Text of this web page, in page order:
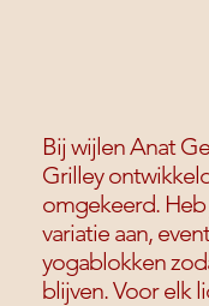
Bij wijlen Anat
Grilley
omgekeerd.
variatie aan,
yogablokken
blijven. Voor elk